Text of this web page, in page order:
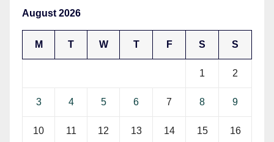
August 2026
M T W T F S S
1 2
3 4 5 6 7 8 9
10 11 12 13 14 15 16